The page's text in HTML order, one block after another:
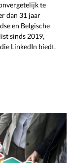
te
dan 31 jaar
en Belgische
sinds 2019,
LinkedIn biedt.